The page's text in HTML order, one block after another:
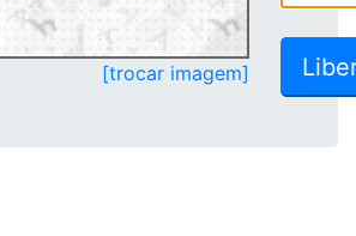
[trocar imagem]